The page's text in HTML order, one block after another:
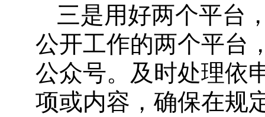
三是用好两个平台
公开工作的两个平台
公众号。及时处理依
项或内容，确保在规